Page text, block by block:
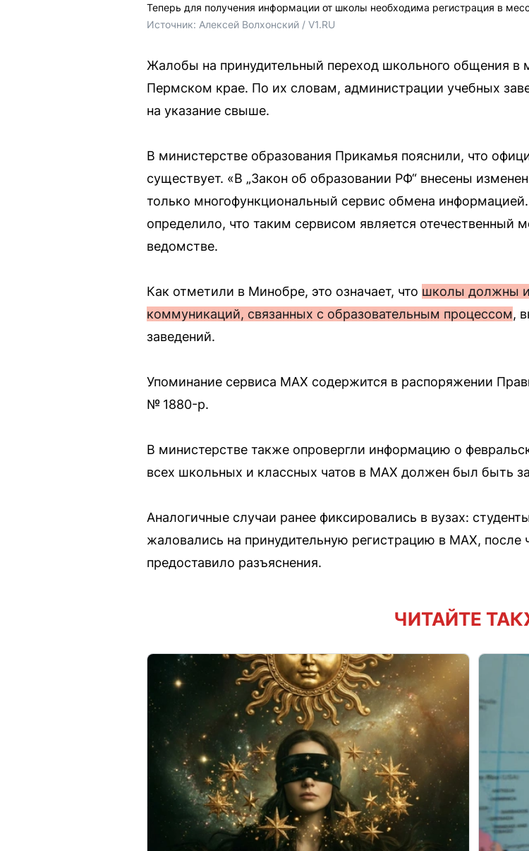
Теперь для получения информации от школы необходима регистрация в
Источник: Алексей Волхонский / V1.RU
Жалобы на принудительный переход школьного общения в
Пермском крае. По их словам, администрации учебных
на указание свыше.
В министерстве образования Прикамья пояснили, что
существует. «В „Закон об образовании РФ“ внесены
только многофункциональный сервис обмена
определило, что таким сервисом является
ведомстве.
Как отметили в Минобре, это означает, что школы должны
коммуникаций, связанных с образовательным процессом,
заведений.
Упоминание сервиса MAX содержится в распоряжении
№ 1880-р.
В министерстве также опровергли информацию о
всех школьных и классных чатов в MAX должен был быть
Аналогичные случаи ранее фиксировались в вузах:
жаловались на принудительную регистрацию в MAX, после
предоставило разъяснения.
ЧИТАЙТЕ